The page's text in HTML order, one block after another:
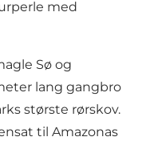
med
Sø og
lang gangbro
største rørskov.
til Amazonas